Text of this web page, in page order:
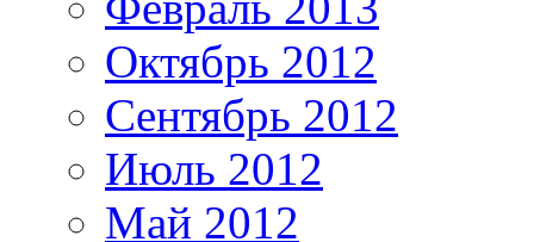
Октябрь 2012
Сентябрь 2012
Июль 2012
Май 2012